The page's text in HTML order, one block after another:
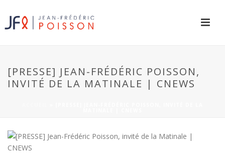
[PRESSE] JEAN-FRÉDÉRIC POISSON,
INVITÉ DE LA MATINALE | CNEWS